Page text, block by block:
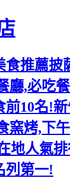
食推薦披
廳,必吃
前10名!
窯烤,下
地人氣
列第一!